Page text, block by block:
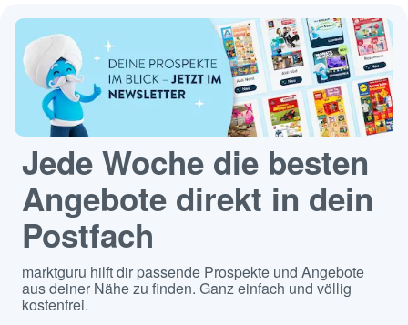
Jede Woche die besten
Angebote direkt in dein
Postfach
marktguru hilft dir passende Prospekte und Angebote
aus deiner Nähe zu finden. Ganz einfach und völlig
kostenfrei.